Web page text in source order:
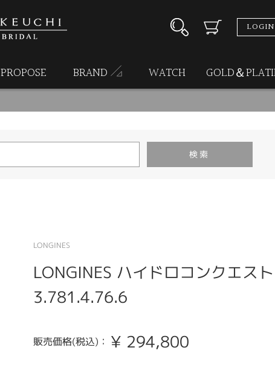
LOGIN
PROPOSE BRAND WATCH GOLD＆
LONGINES
LONGINES ハイドロコンクエス
3.781.4.76.6
販売価格(税込)： ¥ 294,800